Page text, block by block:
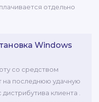
отдельно
Windows
со средством
на последнюю удачную
клиента .